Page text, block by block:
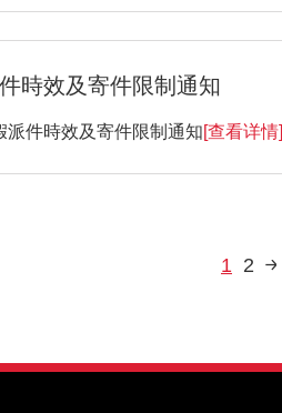
時效及寄件限制通知
件時效及寄件限制通知[查看详情]
1 2